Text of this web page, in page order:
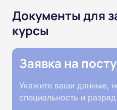
Документы для
курсы
Заявка на
Укажите ваши данные,
специальность и разряд